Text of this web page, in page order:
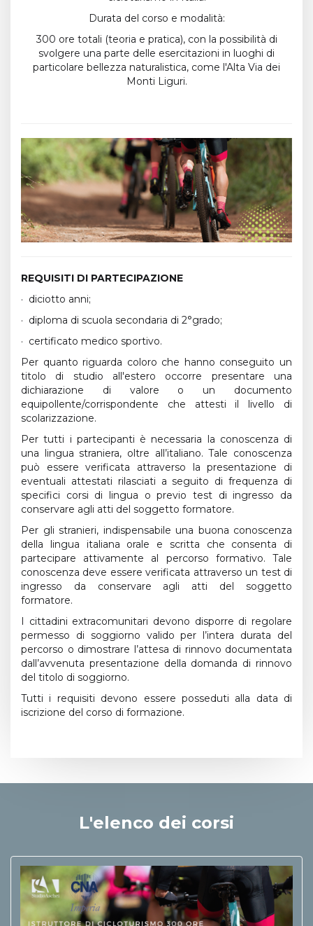
Durata del corso e modalità:
300 ore totali (teoria e pratica), con la possibilità di
svolgere una parte delle esercitazioni in luoghi di
particolare bellezza naturalistica, come l'Alta Via dei
Monti Liguri.
REQUISITI DI PARTECIPAZIONE
· diciotto anni;
· diploma di scuola secondaria di 2°grado;
· certificato medico sportivo.
Per quanto riguarda coloro che hanno conseguito un
titolo di studio all'estero occorre presentare una
dichiarazione di valore o un documento
equipollente/corrispondente che attesti il livello di
scolarizzazione.
Per tutti i partecipanti è necessaria la conoscenza di
una lingua straniera, oltre all’italiano. Tale conoscenza
può essere verificata attraverso la presentazione di
eventuali attestati rilasciati a seguito di frequenza di
specifici corsi di lingua o previo test di ingresso da
conservare agli atti del soggetto formatore.
Per gli stranieri, indispensabile una buona conoscenza
della lingua italiana orale e scritta che consenta di
partecipare attivamente al percorso formativo. Tale
conoscenza deve essere verificata attraverso un test di
ingresso da conservare agli atti del soggetto
formatore.
I cittadini extracomunitari devono disporre di regolare
permesso di soggiorno valido per l’intera durata del
percorso o dimostrare l’attesa di rinnovo documentata
dall’avvenuta presentazione della domanda di rinnovo
del titolo di soggiorno.
Tutti i requisiti devono essere posseduti alla data di
iscrizione del corso di formazione.
L'elenco dei corsi